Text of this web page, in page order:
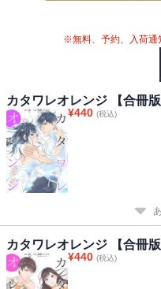
※無料、予約、入荷通
カタワレオレンジ 【合冊
¥440 (税込)
カタワレオレンジ 【合冊
¥440 (税込)